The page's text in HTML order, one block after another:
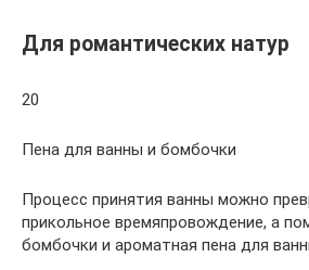
Для романтических натур
20
Пена для ванны и бомбочки
Процесс принятия ванны можно
прикольное времяпровождение, а
бомбочки и ароматная пена для